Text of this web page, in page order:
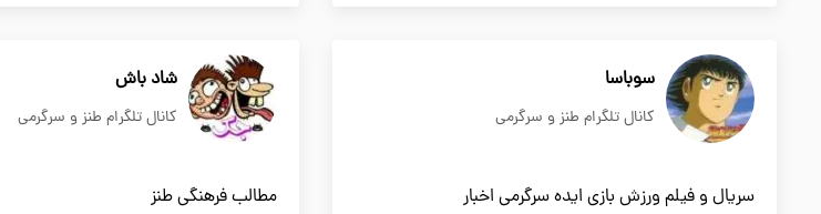
سوباسا
کانال تلگرام طنز و سرگرمی
سریال و فیلم ورزش بازی ایده سرگرمی اخبار
شاد باش
کانال تلگرام طنز و سرگرمی
مطالب فرهنگی طنز